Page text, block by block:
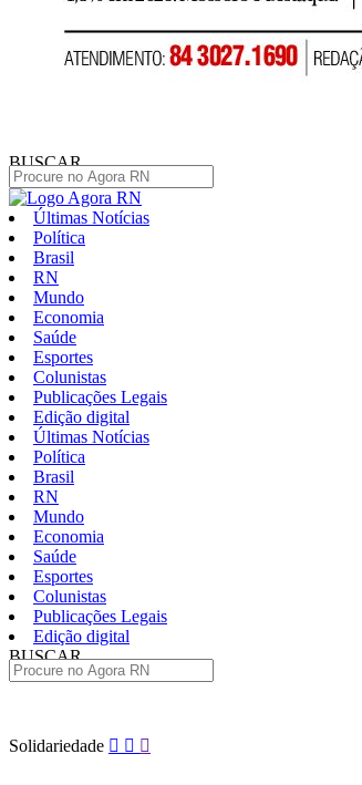
BUSCAR
Últimas Notícias
Política
Brasil
RN
Mundo
Economia
Saúde
Esportes
Colunistas
Publicações Legais
Edição digital
Últimas Notícias
Política
Brasil
RN
Mundo
Economia
Saúde
Esportes
Colunistas
Publicações Legais
Edição digital
BUSCAR
Pular
Solidariedade